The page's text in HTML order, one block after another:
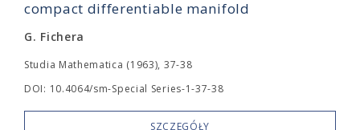
compact differentiable manifold
G. Fichera
Studia Mathematica (1963), 37-38
DOI: 10.4064/sm-Special Series-1-37-38
SZCZEGÓŁY